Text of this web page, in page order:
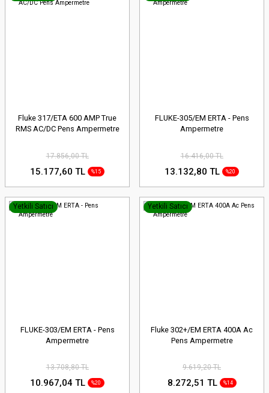
Fluke 317/ETA 600 AMP True
RMS AC/DC Pens Ampermetre
17.856,00 TL
15.177,60 TL %15
FLUKE-305/EM ERTA - Pens
Ampermetre
16.416,00 TL
13.132,80 TL %20
Yetkili Satıcı
FLUKE-303/EM ERTA - Pens
Ampermetre
13.708,80 TL
10.967,04 TL %20
Yetkili Satıcı
Fluke 302+/EM ERTA 400A Ac
Pens Ampermetre
9.619,20 TL
8.272,51 TL %14